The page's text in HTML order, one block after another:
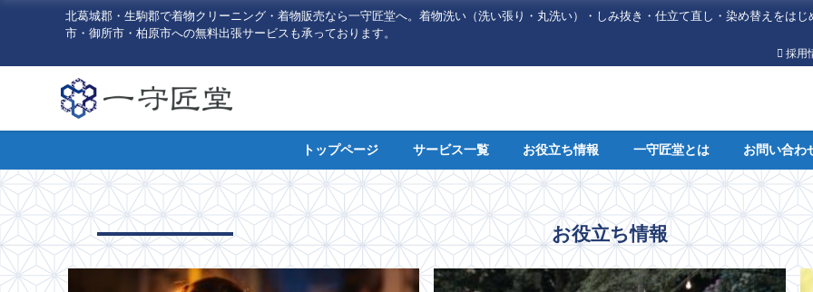
北葛城郡・生駒郡で着物クリーニング・着物販売なら一守匠堂へ。着物洗い（洗い張り・丸洗い）・しみ抜き・仕立て直し・染め替えをは
市・御所市・柏原市への無料出張サービスも承っております。
採用
トップページ サービス一覧 お役立ち情報 一守匠堂とは お問い合わ
お役立ち情報